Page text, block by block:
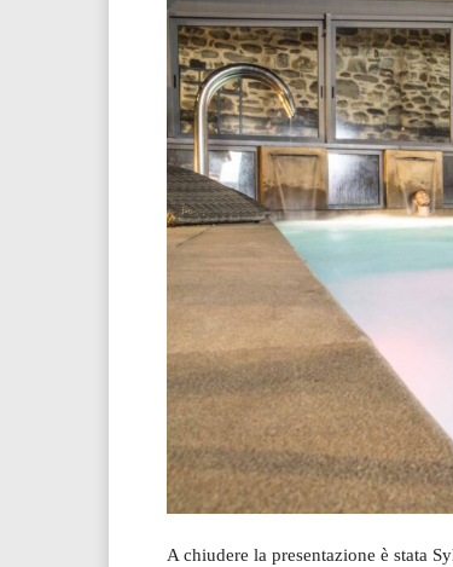
A chiudere la presentazione è stata